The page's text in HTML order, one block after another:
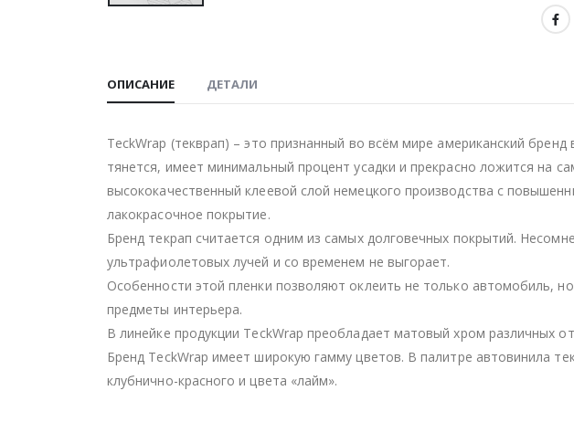
ОПИСАНИЕ ДЕТАЛИ
TeckWrap (текврап) – это признанный во всём мире американский
тянется, имеет минимальный процент усадки и прекрасно ложится на
высококачественный клеевой слой немецкого производства с
лакокрасочное покрытие.
Бренд текрап считается одним из самых долговечных покрытий.
ультрафиолетовых лучей и со временем не выгорает.
Особенности этой пленки позволяют оклеить не только автомобиль,
предметы интерьера.
В линейке продукции TeckWrap преобладает матовый хром различных
Бренд TeckWrap имеет широкую гамму цветов. В палитре автовинила
клубнично-красного и цвета «лайм».